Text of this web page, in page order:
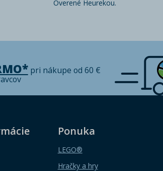
Overené Heurekou.
pri nákupe od 60 €
Ponuka
LEGO®
Hračky a hry